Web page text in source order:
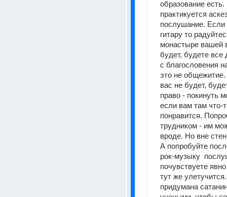
образование
практикуется
послушание. Если
гитару то
монастыре вашей
будет, будете все
с благословения
это не
вас не будет,
право - покинуть
если вам там что-
понравится.
трудником - им
вроде. Но вне
А попробуйте
рок-музыку
почувствуете
тут же
придумана